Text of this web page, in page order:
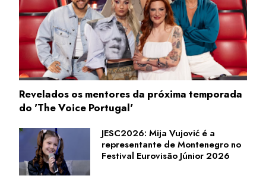
Revelados os mentores da próxima temporada
do 'The Voice Portugal'
JESC2026: Mija Vujović é a
representante de Montenegro no
Festival Eurovisão Júnior 2026